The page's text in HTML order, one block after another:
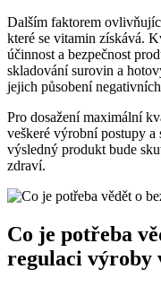
Dalším faktorem
které se vitamin získává.
účinnost a bezpečnost
skladování surovin a
jejich působení
Pro dosažení maximální
veškeré výrobní postupy a
výsledný produkt bude
zdraví.
Co je potřeba
regulaci výroby